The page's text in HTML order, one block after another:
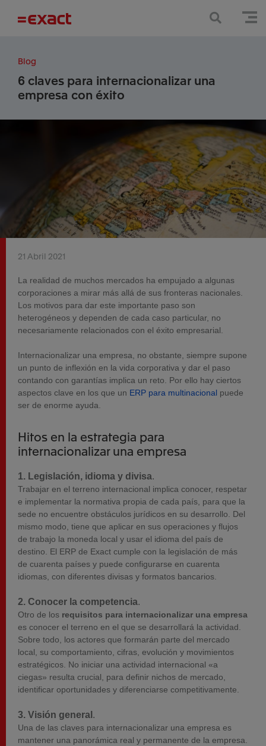
Blog
6 claves para internacionalizar una
empresa con éxito
21 Abril 2021
La realidad de muchos mercados ha empujado a algunas
corporaciones a mirar más allá de sus fronteras nacionales.
Los motivos para dar este importante paso son
heterogéneos y dependen de cada caso particular, no
necesariamente relacionados con el éxito empresarial.
Internacionalizar una empresa, no obstante, siempre supone
un punto de inflexión en la vida corporativa y dar el paso
contando con garantías implica un reto. Por ello hay ciertos
aspectos clave en los que un ERP para multinacional puede
ser de enorme ayuda.
Hitos en la estrategia para
internacionalizar una empresa
1. Legislación, idioma y divisa.
Trabajar en el terreno internacional implica conocer, respetar
e implementar la normativa propia de cada país, para que la
sede no encuentre obstáculos jurídicos en su desarrollo. Del
mismo modo, tiene que aplicar en sus operaciones y flujos
de trabajo la moneda local y usar el idioma del país de
destino. El ERP de Exact cumple con la legislación de más
de cuarenta países y puede configurarse en cuarenta
idiomas, con diferentes divisas y formatos bancarios.
2. Conocer la competencia.
Otro de los requisitos para internacionalizar una empresa
es conocer el terreno en el que se desarrollará la actividad.
Sobre todo, los actores que formarán parte del mercado
local, su comportamiento, cifras, evolución y movimientos
estratégicos. No iniciar una actividad internacional «a
ciegas» resulta crucial, para definir nichos de mercado,
identificar oportunidades y diferenciarse competitivamente.
3. Visión general .
Una de las claves para internacionalizar una empresa es
mantener una panorámica real y permanente de la empresa.